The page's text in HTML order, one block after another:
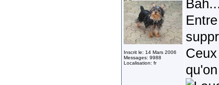
Inscrit le: 14 Mars 2006
Messages: 9988
Localisation: fr